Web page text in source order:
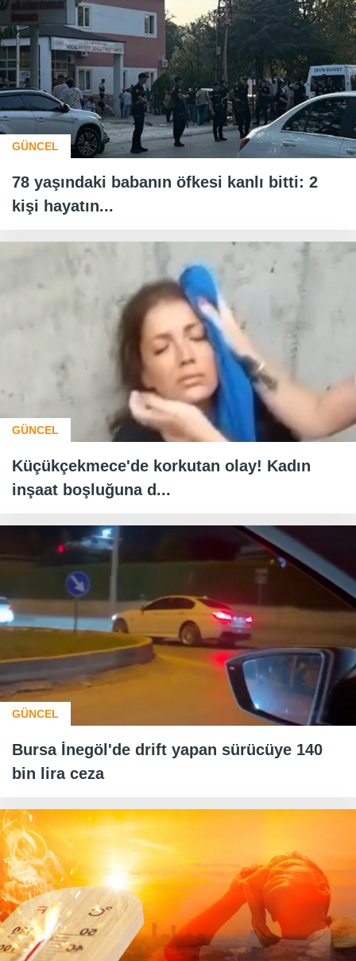
GÜNCEL
78 yaşındaki babanın öfkesi kanlı bitti: 2
kişi hayatın...
GÜNCEL
Küçükçekmece'de korkutan olay! Kadın
inşaat boşluğuna d...
GÜNCEL
Bursa İnegöl'de drift yapan sürücüye 140
bin lira ceza